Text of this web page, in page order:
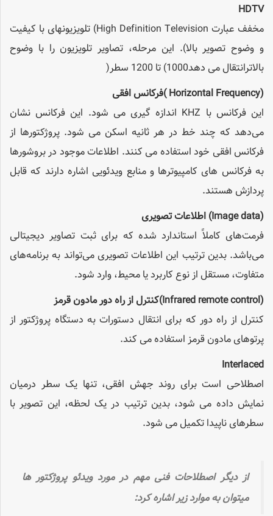
HDTV
مخفف عبارت High Definition Television) تلویزیونهای با کیفیت
و وضوح تصویر بالا). این مرحله، تصاویر تلویزیون را با وضوح
بالاترانتقال می دهد1000) تا 1200 سطر(
(Horizontal Frequency )
فرکانس افقی
این فرکانس با KHZ اندازه گیری می شود. این فرکانس نشان
می‌دهد که چند خط در هر ثانیه اسکن می شود. پروژکتورها از
فرکانس افقی خود استفاده می کنند. اطلاعات موجود در بروشورها
به فرکانس های کامپیوترها و منابع ویدئویی اشاره دارند که قابل
پردازش هستند.
(Image data)
اطلاعات تصویری
فرمت‌های کاملاً استاندارد ‌شده که برای ثبت تصاویر دیجیتالی
می‌باشد. بدین ترتیب این اطلاعات تصویری می‌تواند به برنامه‌های
متفاوت، مستقل از نوع کاربرد یا محیط، وارد شود.
(Infrared remote control)
کنترل از راه دور مادون قرمز
کنترل از راه دور که برای انتقال دستورات به دستگاه پروژکتور از
پرتوهای مادون قرمز استفاده می کند.
Interlaced
اصطلاحی است برای روند جهش افقی، تنها یک سطر درمیان
نمایش داده می شود، بدین ترتیب در یک لحظه، این تصویر با
سطرهای ناپیدا تکمیل می شود.
از دیگر اصطلاحات فنی مهم در مورد ویدئو پروژکتور ها
میتوان به موارد زیر اشاره کرد: